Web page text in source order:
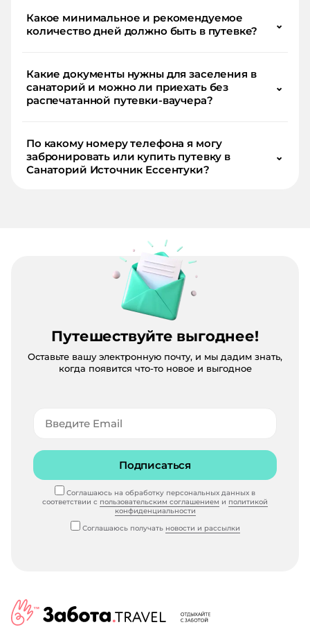
Какое минимальное и рекомендуемое
количество дней должно быть в путевке?
⌄
Какие документы нужны для заселения в
санаторий и можно ли приехать без
распечатанной путевки-ваучера?
⌄
По какому номеру телефона я могу
забронировать или купить путевку в
Санаторий Источник Ессентуки?
⌄
Путешествуйте выгоднее!
Оставьте вашу электронную почту, и мы дадим знать,
когда появится что-то новое и выгодное
Подписаться
Соглашаюсь на обработку персональных данных в
соответствии с пользовательским соглашением и политикой
конфиденциальности
Соглашаюсь получать новости и рассылки